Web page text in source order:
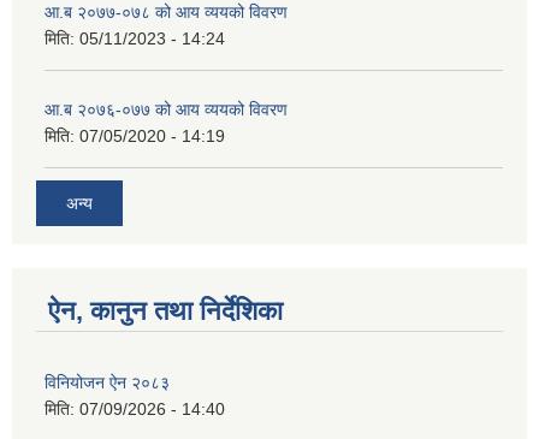
आ.ब २०७७-०७८ को आय व्ययको विवरण
मिति: 05/11/2023 - 14:24
आ.ब २०७६-०७७ को आय व्ययको विवरण
मिति: 07/05/2020 - 14:19
अन्य
ऐन, कानुन तथा निर्देशिका
विनियोजन ऐन २०८३
मिति: 07/09/2026 - 14:40